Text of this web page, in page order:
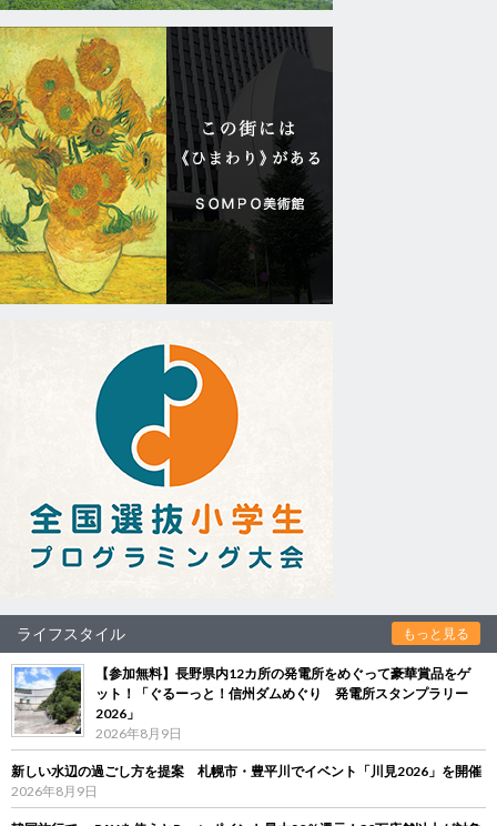
ライフスタイル もっと見る
【参加無料】長野県内12カ所の発電所をめぐって豪華賞品をゲ
ット！「ぐるーっと！信州ダムめぐり 発電所スタンプラリー
2026」
2026年8月9日
新しい水辺の過ごし方を提案 札幌市・豊平川でイベント「川見2026」を開催
2026年8月9日